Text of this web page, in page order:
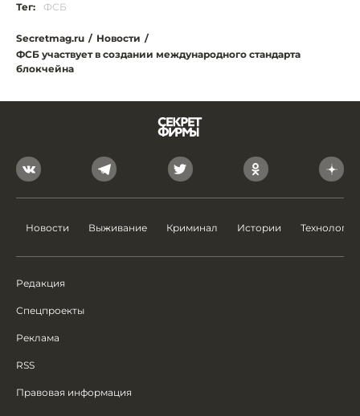
Тег: ФСБ
Secretmag.ru / Новости /
ФСБ участвует в создании международного стандарта
блокчейна
Новости Выживание Криминал Истории Технологии
Редакция
Спецпроекты
Реклама
RSS
Правовая информация